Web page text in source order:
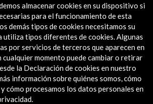
- 4º
España
almacenar cookies en su dispositivo si
para el funcionamiento de esta
demás tipos de cookies necesitamos su
utiliza tipos diferentes de cookies. Algunas
por servicios de terceros que aparecen en
cualquier momento puede cambiar o retirar
la Declaración de cookies en nuestro
información sobre quiénes somos, cómo
cómo procesamos los datos personales en